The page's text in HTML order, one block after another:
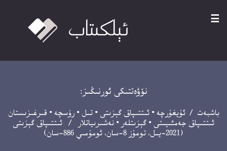
☰
نۆۋەتتىكى ئورنىڭىز:
باشبەت /ئۇيغۇرچە •ئىتتىپاق گېزىتى •تىل •رۇسچە • قىرغىزىستان
ئىتتىپاق جەمئىيىتى • گېزىتلەر • نەشىرىياتلار / ئىتتىپاق گېزىتى
(2021-يىل، تومۇز 8-سان، ئومۇمىي 886-سان)